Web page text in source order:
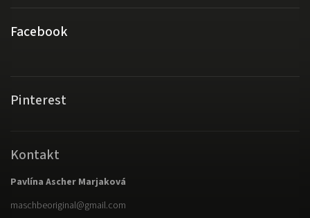
Facebook
Pinterest
Kontakt
Pavlína Ascher Marjaková
maschbeoriginal@gmail.com